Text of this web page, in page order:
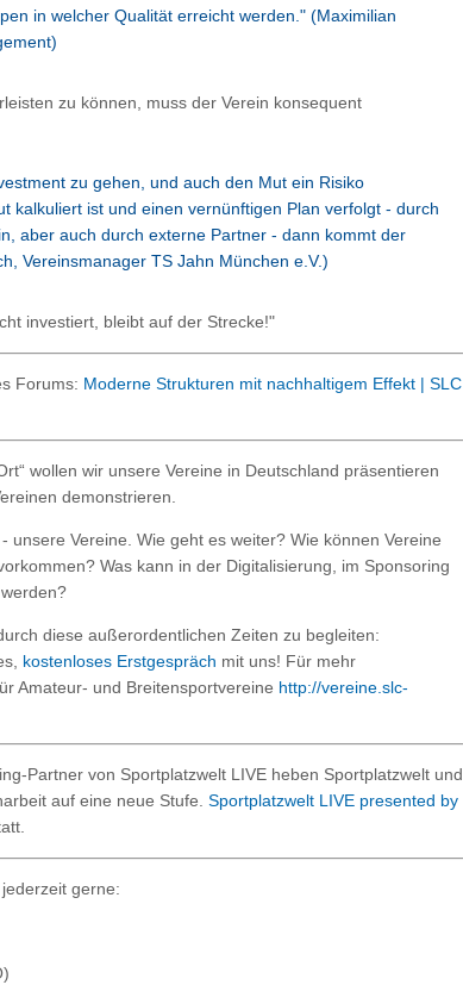
in welcher Qualität erreicht werden." (Maximilian
zu können, muss der Verein konsequent
zu gehen, und auch den Mut ein Risiko
kalkuliert ist und einen vernünftigen Plan verfolgt - durch
aber auch durch externe Partner - dann kommt der
Vereinsmanager TS Jahn München e.V.)
investiert, bleibt auf der Strecke!"
Forums: Moderne Strukturen mit nachhaltigem Effekt | SLC
wollen wir unsere Vereine in Deutschland präsentieren
demonstrieren.
unsere Vereine. Wie geht es weiter? Wie können Vereine
Was kann in der Digitalisierung, im Sponsoring
diese außerordentlichen Zeiten zu begleiten:
kostenloses Erstgespräch mit uns! Für mehr
Amateur- und Breitensportvereine http://vereine.slc-
Partner von Sportplatzwelt LIVE heben Sportplatzwelt und
auf eine neue Stufe. Sportplatzwelt LIVE presented by
gerne: